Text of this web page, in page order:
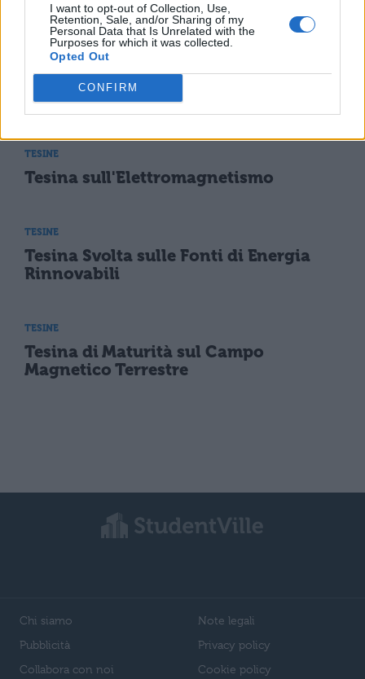
I want to opt-out of Collection, Use,
Retention, Sale, and/or Sharing of my
Personal Data that Is Unrelated with the
Purposes for which it was collected.
Opted Out
CONFIRM
Tesina sulla Crittografia e i Codici
TESINE
Tesina sull'Intelligenza Artificiale
TESINE
Tesina sull'Elettromagnetismo
TESINE
Tesina Svolta sulle Fonti di Energia
Rinnovabili
TESINE
Tesina di Maturità sul Campo
Magnetico Terrestre
Chi siamo
Pubblicità
Collabora con noi
Note legali
Privacy policy
Cookie policy